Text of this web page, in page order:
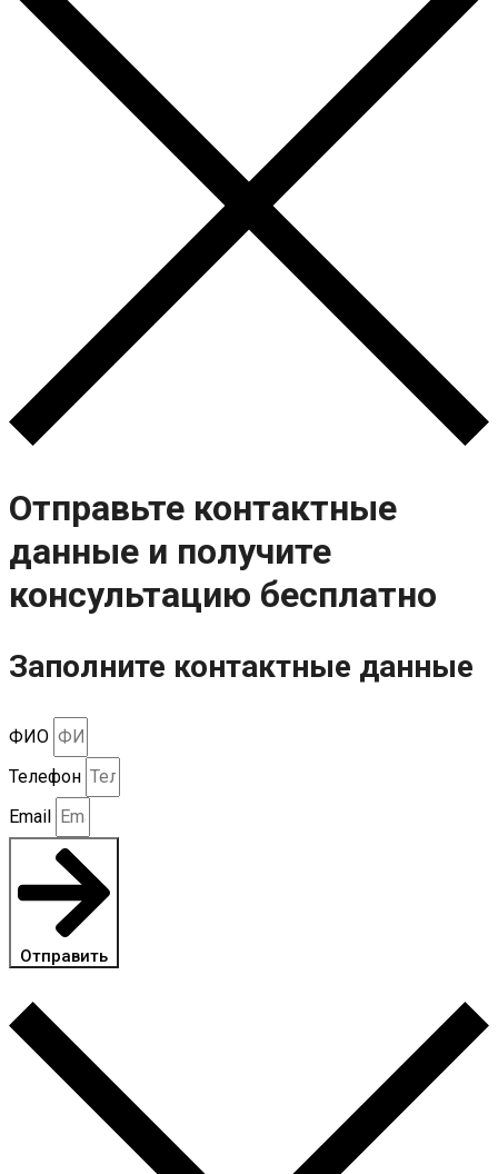
Отправьте контактные
данные и получите
консультацию бесплатно
Заполните контактные данные
ФИО
Телефон
Email
Отправить